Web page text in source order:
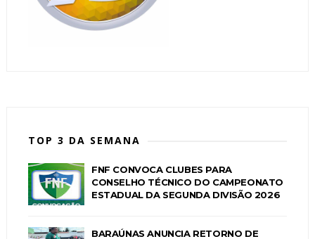
TOP 3 DA SEMANA
FNF CONVOCA CLUBES PARA
CONSELHO TÉCNICO DO CAMPEONATO
ESTADUAL DA SEGUNDA DIVISÃO 2026
BARAÚNAS ANUNCIA RETORNO DE